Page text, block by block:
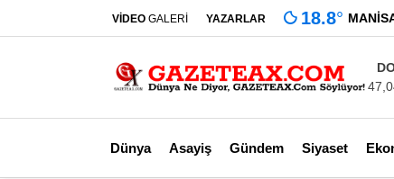
VİDEO GALERİ YAZARLAR 18.8°
Dünya Asayiş Gündem Siyaset